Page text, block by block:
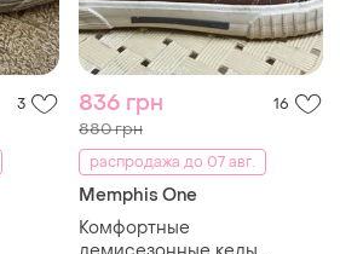
3 836 грн 16
880 грн
распродажа до 07 авг.
Memphis One
Комфортные